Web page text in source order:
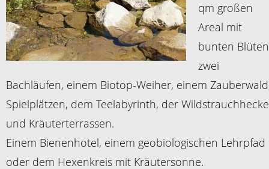
qm großen
Areal mit
bunten
zwei
Bachläufen, einem Biotop-Weiher, einem
Spielplätzen, dem Teelabyrinth, der Wildstrauchhecke
und Kräuterterrassen.
Einem Bienenhotel, einem geobiologischen Lehrpfad
oder dem Hexenkreis mit Kräutersonne.